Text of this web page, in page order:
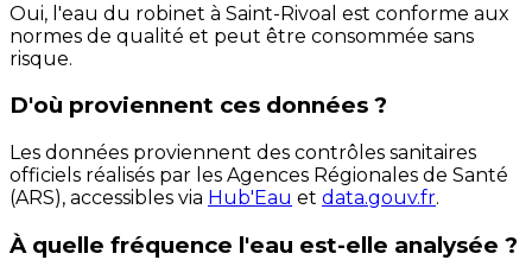
Oui, l'eau du robinet à Saint-Rivoal est conforme aux
normes de qualité et peut être consommée sans
risque.
D'où proviennent ces données ?
Les données proviennent des contrôles sanitaires
officiels réalisés par les Agences Régionales de Santé
(ARS), accessibles via Hub'Eau et data.gouv.fr.
À quelle fréquence l'eau est-elle analysée ?